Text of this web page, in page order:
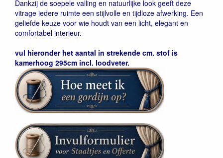
Dankzij de soepele valling en natuurlijke look geeft deze
vitrage iedere ruimte een stijlvolle en tijdloze afwerking. Een
geliefde keuze voor wie houdt van een licht, elegant en
comfortabel interieur.
vul hieronder het aantal in strekende cm. stof is
kamerhoog 295cm incl. loodveter.